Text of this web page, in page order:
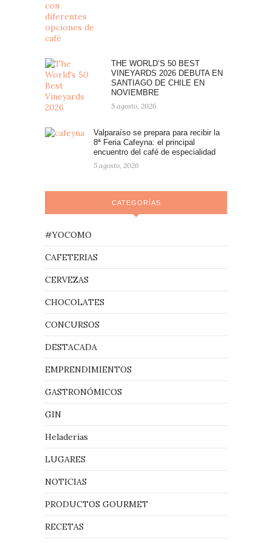
THE WORLD’S 50 BEST
VINEYARDS 2026 DEBUTA EN
SANTIAGO DE CHILE EN
NOVIEMBRE
5 agosto, 2026
Valparaíso se prepara para recibir la
8ª Feria Cafeyna: el principal
encuentro del café de especialidad
5 agosto, 2026
CATEGORÍAS
#YOCOMO
CAFETERIAS
CERVEZAS
CHOCOLATES
CONCURSOS
DESTACADA
EMPRENDIMIENTOS
GASTRONÓMICOS
GIN
Heladerías
LUGARES
NOTICIAS
PRODUCTOS GOURMET
RECETAS